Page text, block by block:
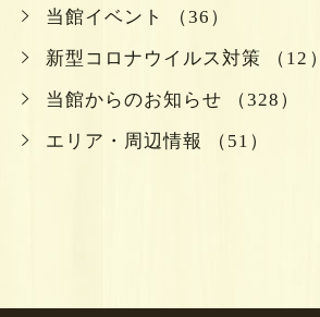
当館イベント （36）
新型コロナウイルス対策 （12）
当館からのお知らせ （328）
エリア・周辺情報 （51）